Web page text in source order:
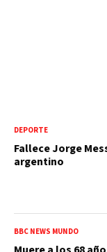
DEPORTE
Fallece Jorge
argentino
BBC NEWS MUNDO